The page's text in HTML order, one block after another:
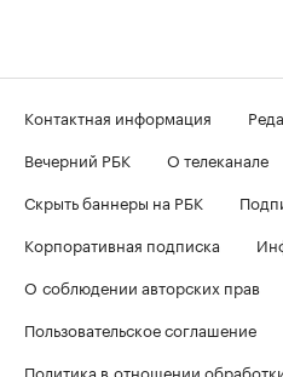
Контактная информация
Вечерний РБК
О телеканале
Скрыть баннеры на РБК
Корпоративная подписка
О соблюдении авторских прав
Пользовательское соглашение
Политика в отношении